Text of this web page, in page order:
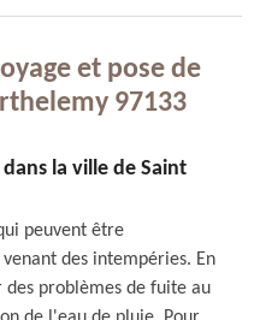
et pose de
97133
la ville de Saint
peuvent être
des intempéries. En
problèmes de fuite au